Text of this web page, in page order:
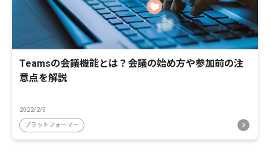
Teamsの会議機能とは？会議の始め方や参加前の注
意点を解説
2022/2/5
プラットフォーマー